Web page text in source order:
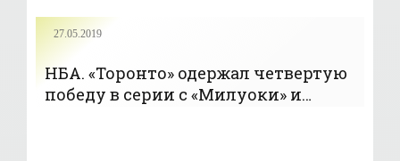
27.05.2019
НБА. «Торонто» одержал четвертую
победу в серии с «Милуоки» и